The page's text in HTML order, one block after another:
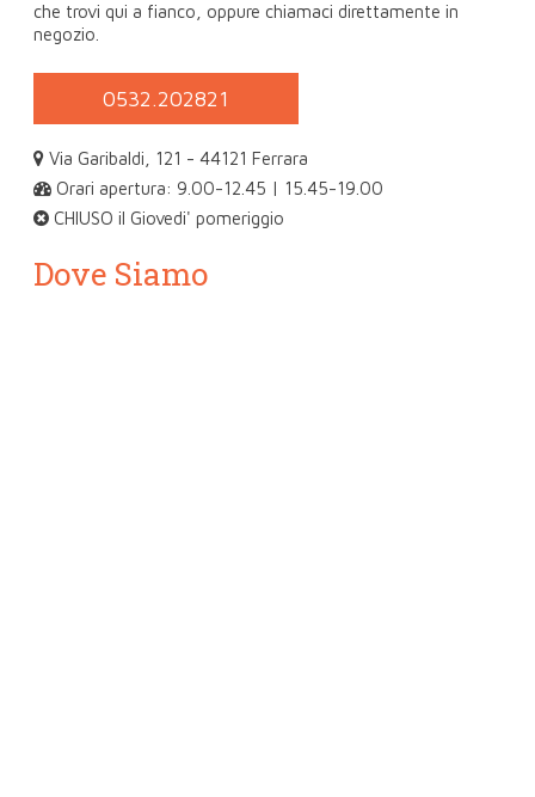
che trovi qui a fianco, oppure chiamaci direttamente in
negozio.
0532.202821
Via Garibaldi, 121 - 44121 Ferrara
Orari apertura: 9.00-12.45 | 15.45-19.00
CHIUSO il Giovedi' pomeriggio
Dove Siamo